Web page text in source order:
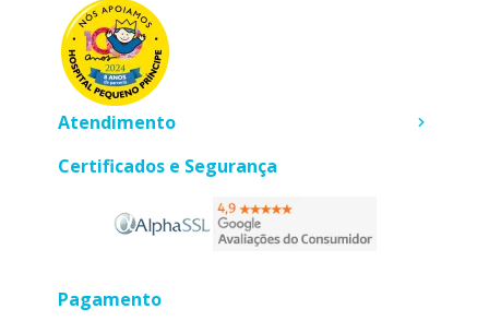
Atendimento
Certificados e Segurança
Pagamento